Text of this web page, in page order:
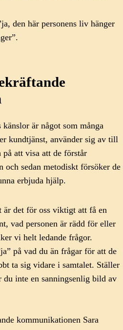
den här personens liv hänger
är något som många
kundtjänst, använder sig av till
att visa att de förstår
och sedan metodiskt försöker de
erbjuda hjälp.
är det för oss viktigt att få en
vad personen är rädd för eller
vi helt ledande frågor.
på vad du än frågar för att de
ta sig vidare i samtalet. Ställer
inte en sanningsenlig bild av
kommunikationen Sara